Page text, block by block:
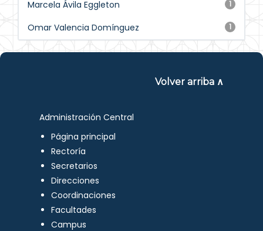
1
Marcela Ávila Eggleton
1
Omar Valencia Domínguez
Volver arriba ∧
Administración Central
Página principal
Rectoría
Secretarios
Direcciones
Coordinaciones
Facultades
Campus